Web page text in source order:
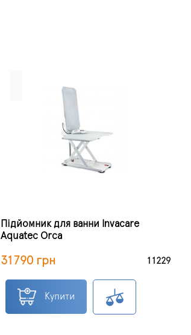
Підйомник для ванни Invacare
Aquatec Orca
31790 грн 11229
Купити